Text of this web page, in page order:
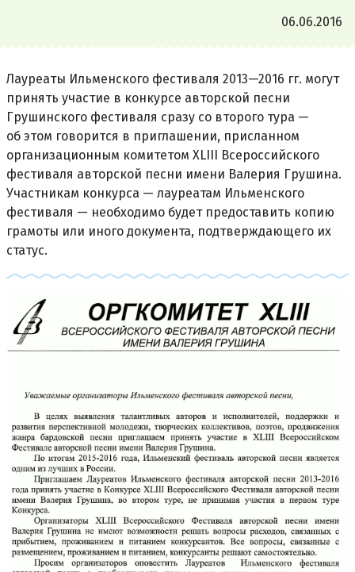
06.06.2016
Лауреаты Ильменского фестиваля 2013—2016 гг. могут
принять участие в конкурсе авторской песни
Грушинского фестиваля сразу со второго тура —
об этом говорится в приглашении, присланном
организационным комитетом XLIII Всероссийского
фестиваля авторской песни имени Валерия Грушина.
Участникам конкурса — лауреатам Ильменского
фестиваля — необходимо будет предоставить копию
грамоты или иного документа, подтверждающего их
статус.